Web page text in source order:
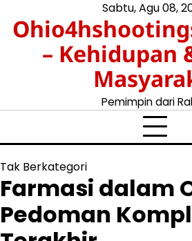
content
Sabtu, Agu 08,
– Kehidupan
Pemimpin dari
Tak Berkategori
Farmasi dalam
Pedoman